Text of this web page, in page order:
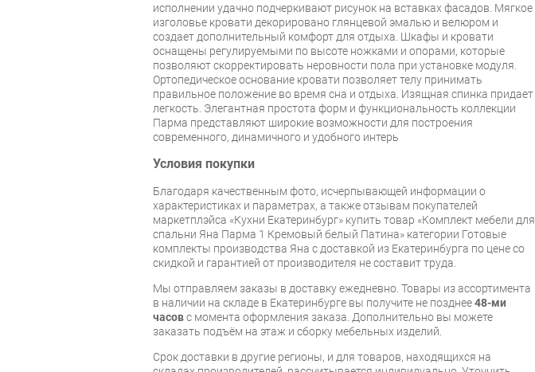
исполнении удачно подчеркивают рисунок на вставках фасадов. Мягкое
изголовье кровати декорировано глянцевой эмалью и велюром и
создает дополнительный комфорт для отдыха. Шкафы и кровати
оснащены регулируемыми по высоте ножками и опорами, которые
позволяют скорректировать неровности пола при установке модуля.
Ортопедическое основание кровати позволяет телу принимать
правильное положение во время сна и отдыха. Изящная спинка придает
легкость. Элегантная простота форм и функциональность коллекции
Парма представляют широкие возможности для построения
современного, динамичного и удобного интерь
Условия покупки
Благодаря качественным фото, исчерпывающей информации о
характеристиках и параметрах, а также отзывам покупателей
маркетплэйса «Кухни Екатеринбург» купить товар «Комплект мебели для
спальни Яна Парма 1 Кремовый белый Патина» категории Готовые
комплекты производства Яна с доставкой из Екатеринбурга по цене со
скидкой и гарантией от производителя не составит труда.
Мы отправляем заказы в доставку ежедневно. Товары из ассортимента
в наличии на складе в Екатеринбурге вы получите не позднее48-ми
часовс момента оформления заказа. Дополнительно вы можете
заказать подъём на этаж и сборку мебельных изделий.
Срок доставки в другие регионы, и для товаров, находящихся на